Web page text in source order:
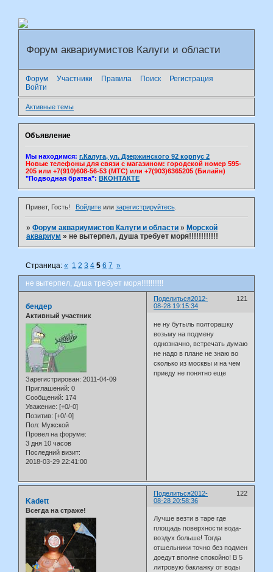
Форум аквариумистов Калуги и области
Форум Участники Правила Поиск
Регистрация
Войти
Активные темы
Объявление
Мы находимся: г.Калуга, ул. Дзержинского 92 корпус 2
Новые телефоны для связи с магазином: городской номер 595-
205 или +7(910)608-56-53 (МТС) или +7(903)6365205 (Билайн)
"Подводная братва": ВКОНТАКТЕ
Привет, Гость! Войдитеили зарегистрируйтесь.
»Форум аквариумистов Калуги и области » Морской
аквариум »не вытерпел, душа требует моря!!!!!!!!!!!!
не вытерпел, душа требует моря!!!!!!!!!!!!
Страница:« 1 2 3 4 5 6 7 »
Поделиться 121
2012-
08-28 19:15:34
бендер
Активный участник
Зарегистрирован: 2011-04-09
Приглашений: 0
Сообщений: 174
Уважение: [+0/-0]
Позитив: [+0/-0]
Пол: Мужской
Провел на форуме:
3 дня 10 часов
Последний визит:
2018-03-29 22:41:00
не ну бутыль полторашку
возьму на подмену
однозначно, встречать думаю
не надо в плане не знаю во
сколько из москвы и на чем
приеду не понятно еще
Поделиться 122
2012-
08-28 20:58:36
Kadett
Всегда на страже!
Лучше везти в таре где
площадь поверхности вода-
воздух больше! Тогда
отшельники точно без подмен
доедут вполне спокойно! В 5
литровую баклажку от воды